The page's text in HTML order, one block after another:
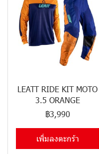
LEATT RIDE KIT MOTO
3.5 ORANGE
฿3,990
เพิ่มลงตะกร้า